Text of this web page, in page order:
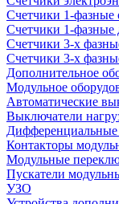
Счетчики 1-фазные
Счетчики 1-фазные
Счетчики 3-х
Счетчики 3-х
Дополнительное
Модульное
Автоматические
Выключатели
Контакторы
Модульные
Пускатели
УЗО